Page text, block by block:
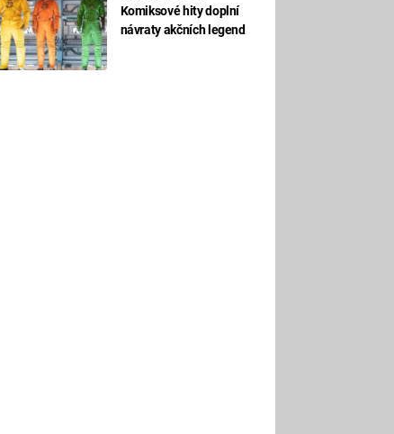
Komiksové hity doplní
návraty akčních legend